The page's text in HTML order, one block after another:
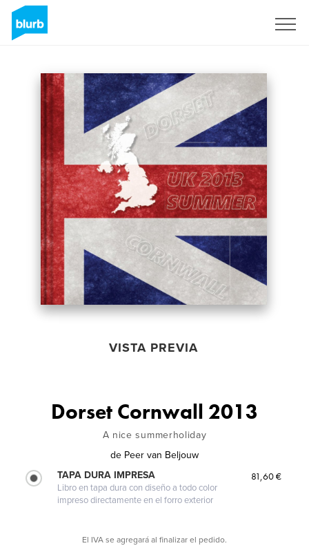
VISTA PREVIA
Dorset Cornwall 2013
A nice summerholiday
de Peer van Beljouw
TAPA DURA IMPRESA
Libro en tapa dura con diseño a todo color
impreso directamente en el forro exterior
81,60 €
El IVA se agregará al finalizar el pedido.